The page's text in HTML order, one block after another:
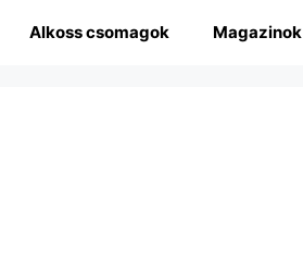
Alkoss csomagok Magazinok